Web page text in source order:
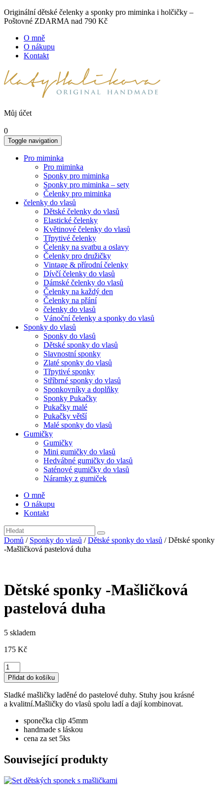
Originální dětské čelenky a sponky pro miminka i holčičky –
Poštovné ZDARMA nad 790 Kč
O mně
O nákupu
Kontakt
Můj účet
0
Toggle navigation
Pro miminka
Pro miminka
Sponky pro miminka
Sponky pro miminka – sety
Čelenky pro miminka
čelenky do vlasů
Dětské čelenky do vlasů
Elastické čelenky
Květinové čelenky do vlasů
Třpytivé čelenky
Čelenky na svatbu a oslavy
Čelenky pro družičky
Vintage & přírodní čelenky
Dívčí čelenky do vlasů
Dámské čelenky do vlasů
Čelenky na každý den
Čelenky na přání
čelenky do vlasů
Vánoční čelenky a sponky do vlasů
Sponky do vlasů
Sponky do vlasů
Dětské sponky do vlasů
Slavnostní sponky
Zlaté sponky do vlasů
Třpytivé sponky
Stříbrné sponky do vlasů
Sponkovníky a doplňky
Sponky Pukačky
Pukačky malé
Pukačky větší
Malé sponky do vlasů
Gumičky
Gumičky
Mini gumičky do vlasů
Hedvábné gumičky do vlasů
Saténové gumičky do vlasů
Náramky z gumiček
O mně
O nákupu
Kontakt
Domů / Sponky do vlasů /Dětské sponky do vlasů / Dětské sponky
-Mašličková pastelová duha
Dětské sponky -Mašličková
pastelová duha
5 skladem
175 Kč
Dětské
sponky
-
Mašličková
pastelová
množství
Přidat do košíku
Sladké mašličky laděné do pastelové duhy. Stuhy jsou krásné
a kvalitní.Mašličky do vlasů spolu ladí a dají kombinovat.
sponečka clip 45mm
handmade s láskou
cena za set 5ks
Související produkty